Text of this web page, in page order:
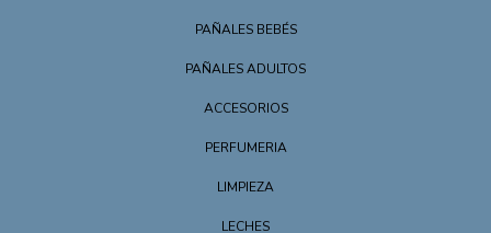
PAÑALES BEBÉS
PAÑALES ADULTOS
ACCESORIOS
PERFUMERIA
LIMPIEZA
LECHES